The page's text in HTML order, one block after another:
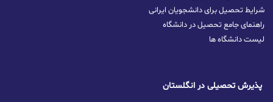
شرایط تحصیل برای دانشجویان ایرانی
راهنمای جامع تحصیل در دانشگاه
لیست دانشگاه ها
پذیرش تحصیلی در انگلستان